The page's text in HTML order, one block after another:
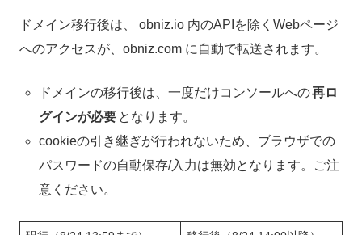
ドメイン移行後は、 obniz.io 内のAPIを除くWebページ
へのアクセスが、obniz.com に自動で転送されます。
ドメインの移行後は、一度だけコンソールへの再ロ
グインが必要 となります。
cookieの引き継ぎが行われないため、ブラウザでの
パスワードの自動保存/入力は無効となります。ご注
意ください。